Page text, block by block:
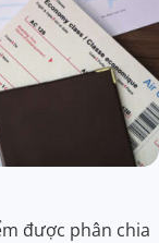
được phân chia